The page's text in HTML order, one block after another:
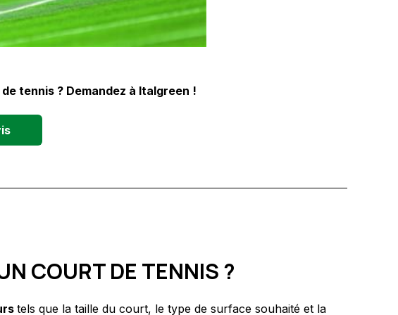
tennis ? Demandez à Italgreen !
COURT DE TENNIS ?
tels que la taille du court, le type de surface souhaité et la